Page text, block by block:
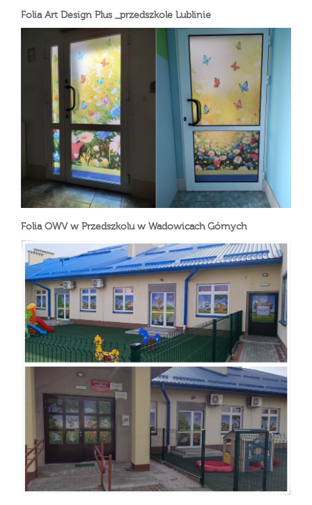
Folia Art Design Plus _przedszkole Lublinie
Folia OWV w Przedszkolu w Wadowicach Górnych